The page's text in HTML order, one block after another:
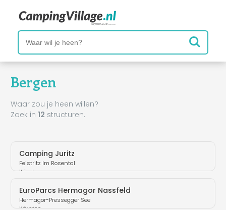
Bergen
Waar zou je heen willen?
Zoek in 12 structuren.
Camping Juritz
Feistritz Im Rosental
Kärnten
EuroParcs Hermagor Nassfeld
Hermagor-Pressegger See